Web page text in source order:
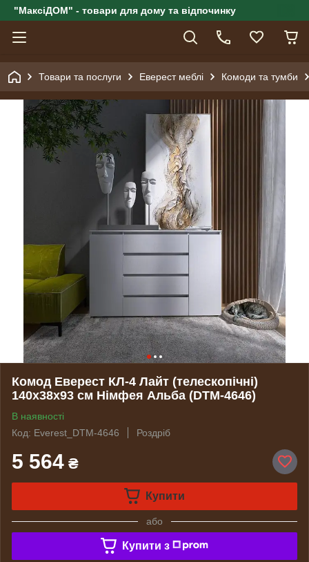
"МаксіДОМ" - товари для дому та відпочинку
Товари та послуги Еверест меблі Комоди та тумби
Комод Еверест КЛ-4 Лайт (телескопічні)
140х38х93 см Німфея Альба (DTM-4646)
В наявності
Код: Everest_DTM-4646
Роздріб
5 564 ₴
Купити
або
Купити з